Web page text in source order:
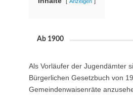
Ab 1900
Als Vorläufer der Jugendämter
Bürgerlichen Gesetzbuch von
Gemeindenwaisenräte